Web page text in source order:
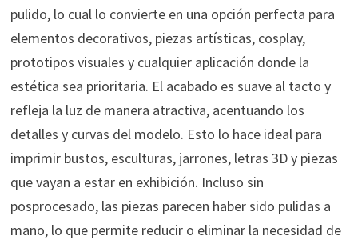
pulido, lo cual lo convierte en una opción perfecta para
elementos decorativos, piezas artísticas, cosplay,
prototipos visuales y cualquier aplicación donde la
estética sea prioritaria. El acabado es suave al tacto y
refleja la luz de manera atractiva, acentuando los
detalles y curvas del modelo. Esto lo hace ideal para
imprimir bustos, esculturas, jarrones, letras 3D y piezas
que vayan a estar en exhibición. Incluso sin
posprocesado, las piezas parecen haber sido pulidas a
mano, lo que permite reducir o eliminar la necesidad de